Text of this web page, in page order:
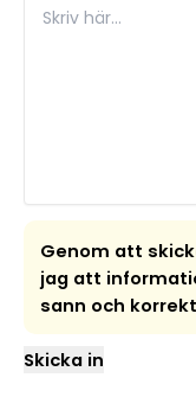
Genom att
jag att
sann och
Skicka in